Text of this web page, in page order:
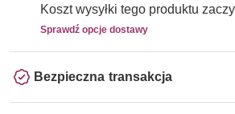
Koszt wysyłki tego produktu
Sprawdź opcje dostawy
Bezpieczna transakcja